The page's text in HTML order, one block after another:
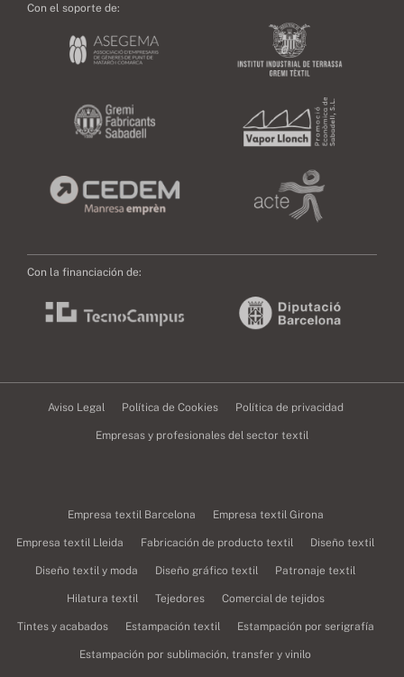
Con el soporte de:
Con la financiación de:
Aviso Legal Política de Cookies Política de privacidad
Empresas y profesionales del sector textil
Empresa textil Barcelona Empresa textil Girona
Empresa textil Lleida Fabricación de producto textil Diseño textil
Diseño textil y moda Diseño gráfico textil Patronaje textil
Hilatura textil Tejedores Comercial de tejidos
Tintes y acabados Estampación textil Estampación por serigrafía
Estampación por sublimación, transfer y vinilo